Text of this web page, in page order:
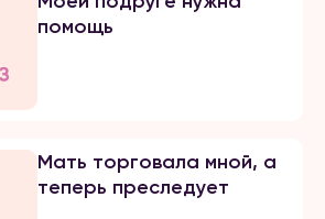
помощь
Мать торговала мной, а
теперь преследует